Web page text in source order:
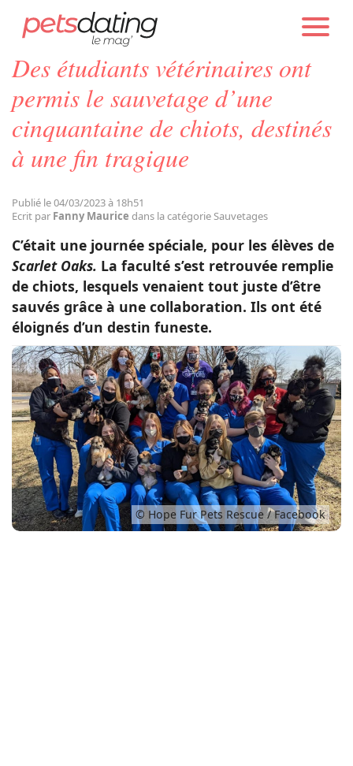
Chien
Chat
Tops
Sauvetages
Conso
PETS DATING ACTUALITÉS SAUVETAGES
Des étudiants vétérinaires ont
permis le sauvetage d’une
cinquantaine de chiots, destinés
à une fin tragique
Publié le 04/03/2023 à 18h51
Ecrit par Fanny Maurice dans la catégorie Sauvetages
C’était une journée spéciale, pour les élèves de
Scarlet Oaks. La faculté s’est retrouvée remplie
de chiots, lesquels venaient tout juste d’être
sauvés grâce à une collaboration. Ils ont été
éloignés d’un destin funeste.
© Hope Fur Pets Rescue / Facebook